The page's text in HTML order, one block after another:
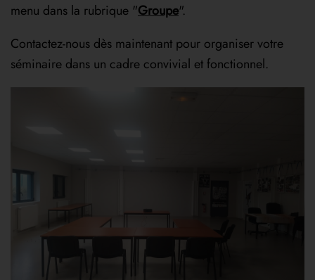
menu dans la rubrique "Groupe".
Contactez-nous dès maintenant pour organiser votre
séminaire dans un cadre convivial et fonctionnel.